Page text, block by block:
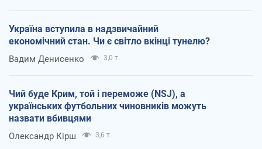
Україна вступила в надзвичайний
економічний стан. Чи є світло вкінці тунелю?
Вадим Денисенко 3,0 т.
Чий буде Крим, той і переможе (NSJ), а
українських футбольних чиновників можуть
назвати вбивцями
Олександр Кірш 3,6 т.